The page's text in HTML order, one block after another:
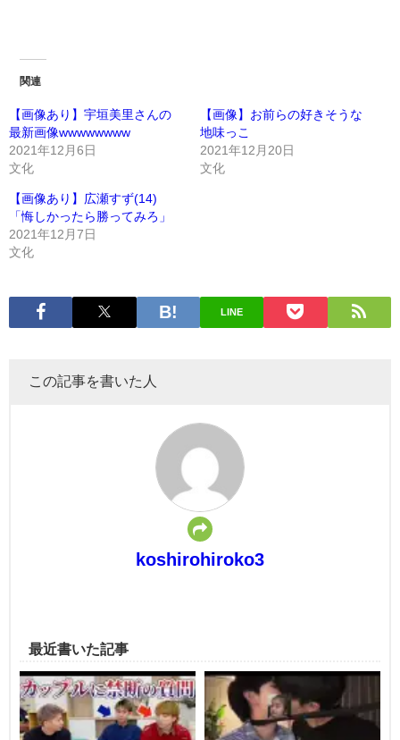
関連
【画像あり】宇垣美里さんの
最新画像wwwwwwww
2021年12月6日
文化
【画像】お前らの好きそうな
地味っこ
2021年12月20日
文化
【画像あり】広瀬すず(14)
「悔しかったら勝ってみろ」
2021年12月7日
文化
LINE
この記事を書いた人
koshirohiroko3
最近書いた記事